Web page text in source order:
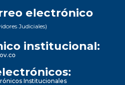
electrónico
Judiciales)
institucional:
Institucionales